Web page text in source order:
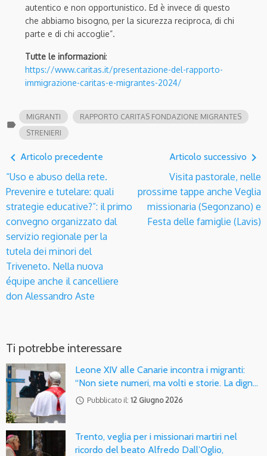
autentico e non opportunistico. Ed è invece di questo
che abbiamo bisogno, per la sicurezza reciproca, di chi
parte e di chi accoglie”.
Tutte le informazioni:
https://www.caritas.it/presentazione-del-rapporto-
immigrazione-caritas-e-migrantes-2024/
label
MIGRANTI
RAPPORTO CARITAS FONDAZIONE MIGRANTES
STRENIERI
navigate_before Articolo precedente
“Uso e abuso della rete.
Prevenire e tutelare: quali
strategie educative?”: il primo
convegno organizzato dal
servizio regionale per la
tutela dei minori del
Triveneto. Nella nuova
équipe anche il cancelliere
don Alessandro Aste
Articolo successivo navigate_next
Visita pastorale, nelle
prossime tappe anche Veglia
missionaria (Segonzano) e
Festa delle famiglie (Lavis)
Ti potrebbe interessare
Leone XIV alle Canarie incontra i migranti:
“Non siete numeri, ma volti e storie. La dign…
access_time Pubblicato il: 12 Giugno 2026
Trento, veglia per i missionari martiri nel
ricordo del beato Alfredo Dall’Oglio,